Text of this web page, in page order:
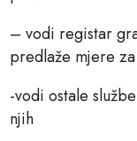
– vodi registar
predlaže mjere
-vodi ostale
njih